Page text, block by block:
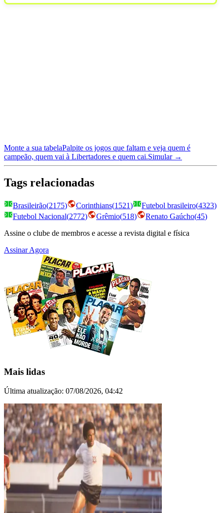
Monte a sua tabelaPalpite os jogos que faltam e veja quem é
campeão, quem vai à Libertadores e quem cai.Simular →
Tags relacionadas
Brasileirão(2175) Corinthians(1521) Futebol brasileiro(4323)
Futebol Nacional(2772) Grêmio(518) Renato Gaúcho(45)
Assine o clube de membros e acesse a revista digital e física
Assinar Agora
Mais lidas
Última atualização: 07/08/2026, 04:42